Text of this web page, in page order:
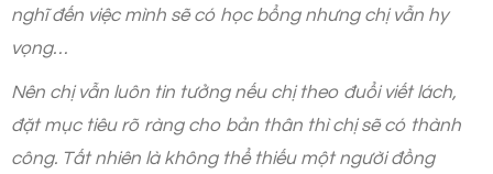
nghĩ đến việc mình sẽ có học bổng nhưng chị vẫn hy
vọng…
Nên chị vẫn luôn tin tưởng nếu chị theo đuổi viết lách,
đặt mục tiêu rõ ràng cho bản thân thì chị sẽ có thành
công. Tất nhiên là không thể thiếu một người đồng